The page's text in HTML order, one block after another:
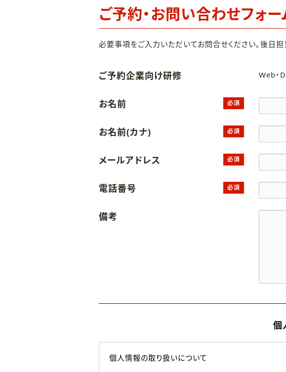
ご予約・お問い合わせフォー
必要事項をご入力いただいてお問合せください。後日担
ご予約企業向け研修 Web・
お名前 必須
お名前(カナ) 必須
メールアドレス 必須
電話番号 必須
備考
個
個人情報の取り扱いについて